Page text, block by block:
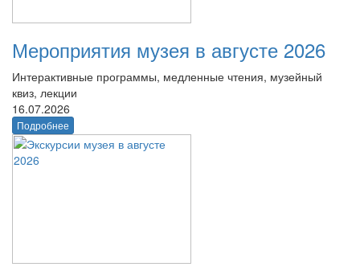
Мероприятия музея в августе 2026
Интерактивные программы, медленные чтения, музейный
квиз, лекции
16.07.2026
Подробнее